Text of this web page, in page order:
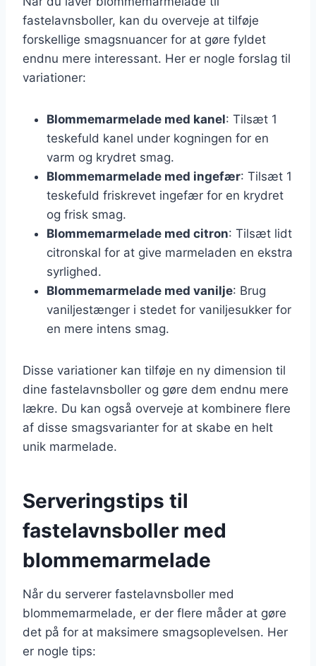
fastelavnsboller, kan du overveje at tilføje
forskellige smagsnuancer for at gøre fyldet
endnu mere interessant. Her er nogle forslag til
variationer:
Blommemarmelade med kanel: Tilsæt 1
teskefuld kanel under kogningen for en
varm og krydret smag.
Blommemarmelade med ingefær: Tilsæt 1
teskefuld friskrevet ingefær for en krydret
og frisk smag.
Blommemarmelade med citron: Tilsæt lidt
citronskal for at give marmeladen en ekstra
syrlighed.
Blommemarmelade med vanilje: Brug
vaniljestænger i stedet for vaniljesukker for
en mere intens smag.
Disse variationer kan tilføje en ny dimension til
dine fastelavnsboller og gøre dem endnu mere
lækre. Du kan også overveje at kombinere flere
af disse smagsvarianter for at skabe en helt
unik marmelade.
Serveringstips til
fastelavnsboller med
blommemarmelade
Når du serverer fastelavnsboller med
blommemarmelade, er der flere måder at gøre
det på for at maksimere smagsoplevelsen. Her
er nogle tips: